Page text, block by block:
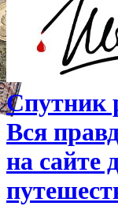
Спутник
Вся
на сайте